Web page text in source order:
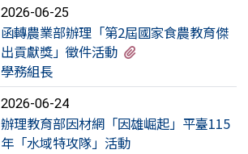
2026-06-25
函轉農業部辦理「第2屆國家食農教育傑
出貢獻獎」徵件活動
學務組長
2026-06-24
辦理教育部因材網「因雄崛起」平臺115
年「水域特攻隊」活動